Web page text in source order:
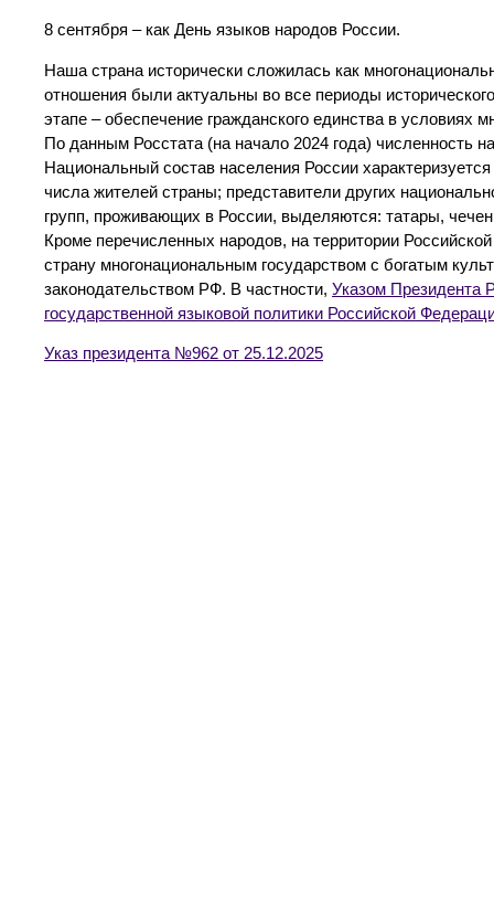
8 сентября – как День языков народов России.
Наша страна исторически сложилась как
отношения были актуальны во все периоды
этапе – обеспечение гражданского единства в условиях
По данным Росстата (на начало 2024 года) численность
Национальный состав населения России
числа жителей страны; представители других
групп, проживающих в России, выделяются: татары,
Кроме перечисленных народов, на территории
страну многонациональным государством с богатым
законодательством РФ. В частности, Указом Президента
государственной языковой политики Российской
Указ президента №962 от 25.12.2025